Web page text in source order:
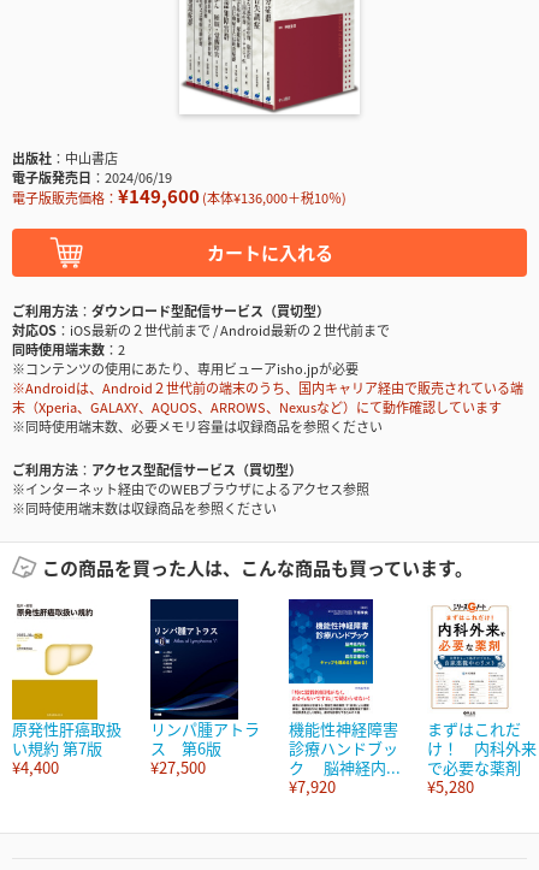
出版社
中山書店
電子版発売日
2024/06/19
電子版販売価格： ¥149,600(本体¥136,000＋税10％)
カートに入れる
ご利用方法
ダウンロード型配信サービス（買切型）
対応OS
iOS最新の２世代前まで / Android最新の２世代前まで
同時使用端末数
2
※コンテンツの使用にあたり、専用ビューアisho.jpが必要
※Androidは、Android２世代前の端末のうち、国内キャリア経由で販売されている端
末（Xperia、GALAXY、AQUOS、ARROWS、Nexusなど）にて動作確認しています
※同時使用端末数、必要メモリ容量は収録商品を参照ください
ご利用方法
アクセス型配信サービス（買切型）
※インターネット経由でのWEBブラウザによるアクセス参照
※同時使用端末数は収録商品を参照ください
この商品を買った人は、こんな商品も買っています。
原発性肝癌取扱
い規約 第7版
¥4,400
リンパ腫アトラ
ス 第6版
¥27,500
機能性神経障害
診療ハンドブッ
ク 脳神経内...
¥7,920
まずはこれだ
け！ 内科外来
で必要な薬剤
¥5,280